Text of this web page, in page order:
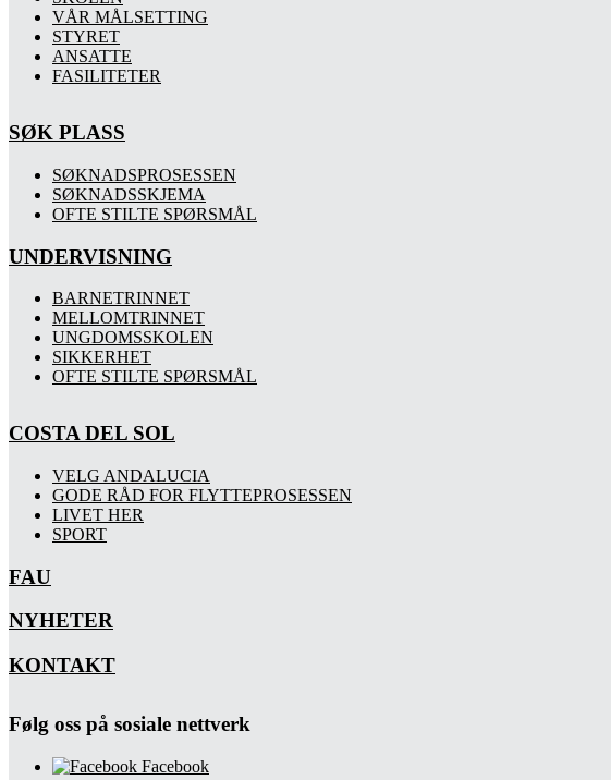
VÅR MÅLSETTING
STYRET
ANSATTE
FASILITETER
SØK PLASS
SØKNADSPROSESSEN
SØKNADSSKJEMA
OFTE STILTE SPØRSMÅL
UNDERVISNING
BARNETRINNET
MELLOMTRINNET
UNGDOMSSKOLEN
SIKKERHET
OFTE STILTE SPØRSMÅL
COSTA DEL SOL
VELG ANDALUCIA
GODE RÅD FOR FLYTTEPROSESSEN
LIVET HER
SPORT
FAU
NYHETER
KONTAKT
Følg oss på sosiale nettverk
Facebook